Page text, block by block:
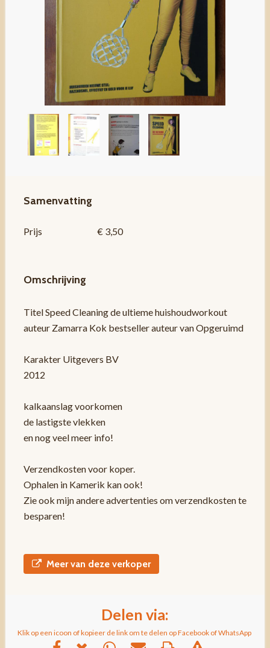
Samenvatting
Prijs € 3,50
Omschrijving
Titel Speed Cleaning de ultieme huishoudworkout
auteur Zamarra Kok bestseller auteur van Opgeruimd
Karakter Uitgevers BV
2012
kalkaanslag voorkomen
de lastigste vlekken
en nog veel meer info!
Verzendkosten voor koper.
Ophalen in Kamerik kan ook!
Zie ook mijn andere advertenties om verzendkosten te
besparen!
Meer van deze verkoper
Delen via:
Klik op een icoon of kopieer de link om te delen op Facebook of WhatsApp